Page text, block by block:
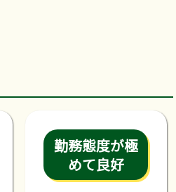
勤務態度が極
めて良好